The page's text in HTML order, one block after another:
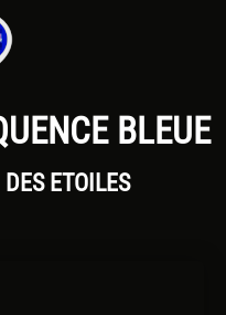
BLEUE
ETOILES